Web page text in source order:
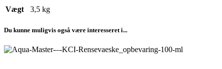
Vægt 3,5 kg
Du kunne muligvis også være interesseret i...